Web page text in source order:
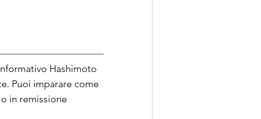
Hashimoto
Puoi imparare come
in remissione